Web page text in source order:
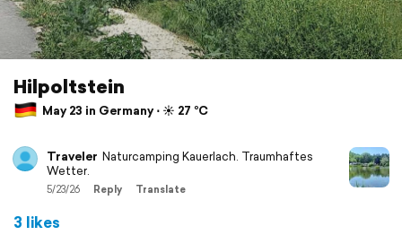
Hilpoltstein
May 23 in Germany ⋅ ☀️ 27 °C
Traveler Naturcamping Kauerlach. Traumhaftes
Wetter.
5/23/26 Reply Translate
3 likes